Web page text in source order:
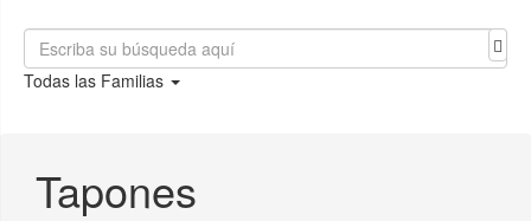
Todas las Familias
Tapones